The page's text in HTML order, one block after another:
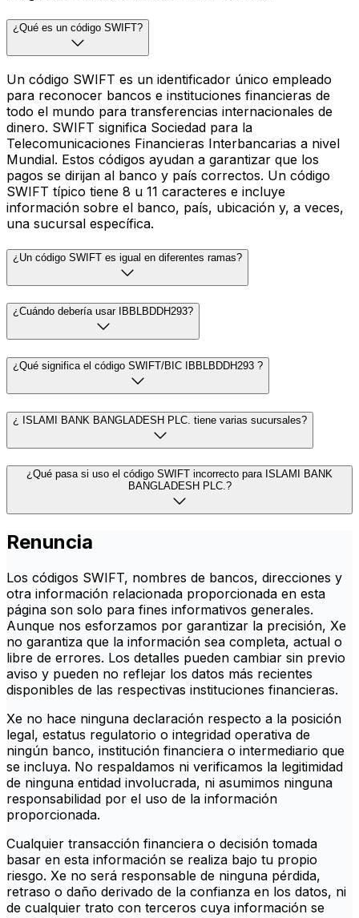
¿Qué es un código SWIFT?
Un código SWIFT es un identificador único empleado
para reconocer bancos e instituciones financieras de
todo el mundo para transferencias internacionales de
dinero. SWIFT significa Sociedad para la
Telecomunicaciones Financieras Interbancarias a nivel
Mundial. Estos códigos ayudan a garantizar que los
pagos se dirijan al banco y país correctos. Un código
SWIFT típico tiene 8 u 11 caracteres e incluye
información sobre el banco, país, ubicación y, a veces,
una sucursal específica.
¿Un código SWIFT es igual en diferentes ramas?
¿Cuándo debería usar IBBLBDDH293?
¿Qué significa el código SWIFT/BIC IBBLBDDH293 ?
¿ ISLAMI BANK BANGLADESH PLC. tiene varias sucursales?
¿Qué pasa si uso el código SWIFT incorrecto para ISLAMI BANK
BANGLADESH PLC.?
Renuncia
Los códigos SWIFT, nombres de bancos, direcciones y
otra información relacionada proporcionada en esta
página son solo para fines informativos generales.
Aunque nos esforzamos por garantizar la precisión, Xe
no garantiza que la información sea completa, actual o
libre de errores. Los detalles pueden cambiar sin previo
aviso y pueden no reflejar los datos más recientes
disponibles de las respectivas instituciones financieras.
Xe no hace ninguna declaración respecto a la posición
legal, estatus regulatorio o integridad operativa de
ningún banco, institución financiera o intermediario que
se incluya. No respaldamos ni verificamos la legitimidad
de ninguna entidad involucrada, ni asumimos ninguna
responsabilidad por el uso de la información
proporcionada.
Cualquier transacción financiera o decisión tomada
basar en esta información se realiza bajo tu propio
riesgo. Xe no será responsable de ninguna pérdida,
retraso o daño derivado de la confianza en los datos, ni
de cualquier trato con terceros cuya información se